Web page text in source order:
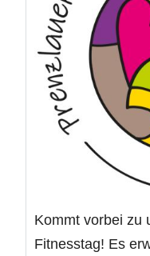
Kommt vorbei zu
Fitnesstag! Es